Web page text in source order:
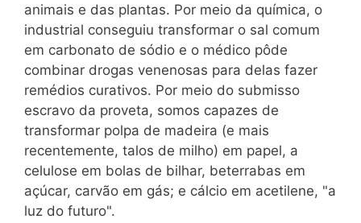
animais e das plantas. Por meio da química, o
industrial conseguiu transformar o sal comum
em carbonato de sódio e o médico pôde
combinar drogas venenosas para delas fazer
remédios curativos. Por meio do submisso
escravo da proveta, somos capazes de
transformar polpa de madeira (e mais
recentemente, talos de milho) em papel, a
celulose em bolas de bilhar, beterrabas em
açúcar, carvão em gás; e cálcio em acetilene, "a
luz do futuro".